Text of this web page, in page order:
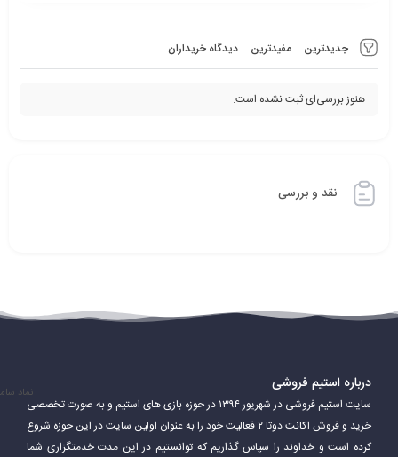
جدیدترین مفیدترین دیدگاه خریداران
هنوز بررسی‌ای ثبت نشده است.
نقد و بررسی
درباره استیم فروشی
سایت استیم فروشی در شهریور ۱۳۹۴ در حوزه بازی های استیم و به صورت تخصصی
خرید و فروش اکانت دوتا ۲ فعالیت خود را به عنوان اولین سایت در این حوزه شروع
کرده است و خداوند را سپاس گذاریم که توانستیم در این مدت خدمتگزاری شما
نماد